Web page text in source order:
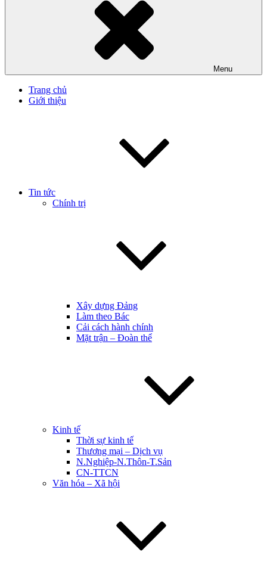
Menu
Trang chủ
Giới thiệu
Tin tức
Chính trị
Xây dựng Đảng
Làm theo Bác
Cải cách hành chính
Mặt trận – Đoàn thể
Kinh tế
Thời sự kinh tế
Thương mại – Dịch vụ
N.Nghiệp-N.Thôn-T.Sản
CN-TTCN
Văn hóa – Xã hội